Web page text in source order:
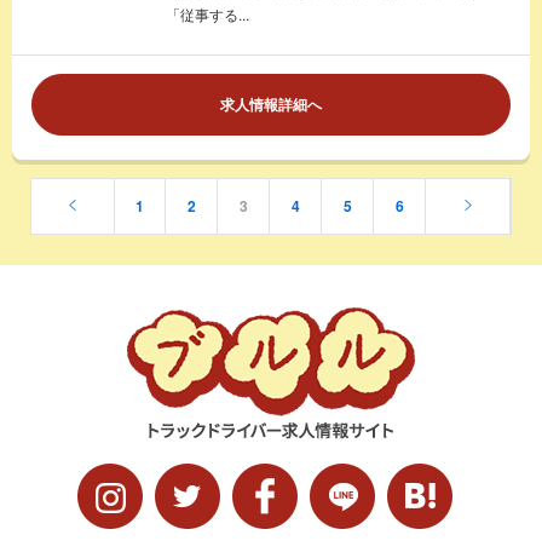
「従事する...
求人情報詳細へ
1 2 3 4 5 6